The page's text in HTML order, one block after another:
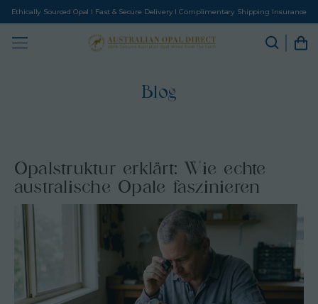
Ethically Sourced Opal I Fast & Secure Delivery I Complimentary Shipping Insurance
Blog
Opalstruktur erklärt: Wie echte
australische Opale faszinieren